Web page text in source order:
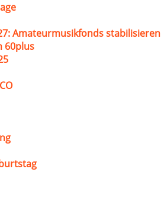
Amateurmusikfonds stabilisieren
60plus